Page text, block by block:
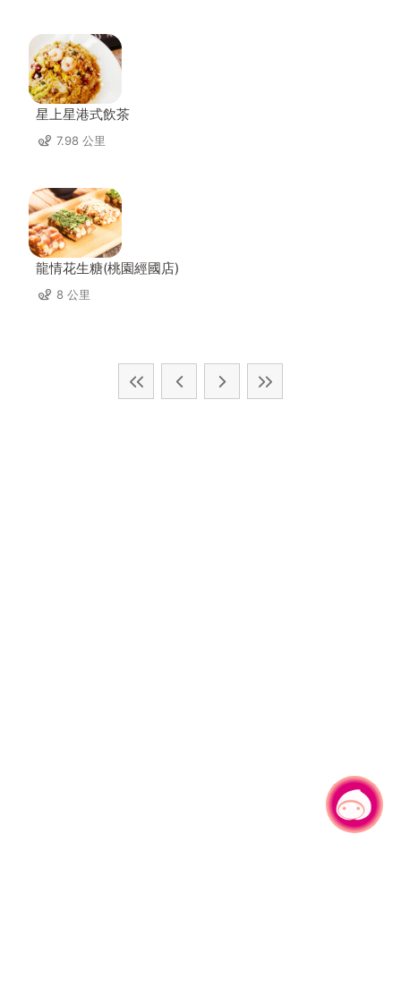
星上星港式飲茶
7.98 公里
龍情花生糖(桃園經國店)
8 公里